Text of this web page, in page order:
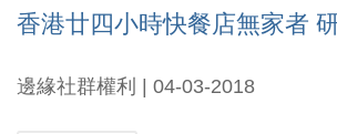
香港廿四小時快餐店無家者
邊緣社群權利 | 04-03-2018